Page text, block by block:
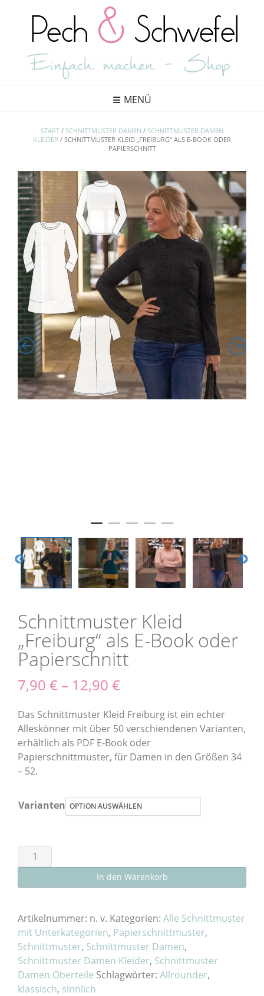
content
MENÜ
START / SCHNITTMUSTER DAMEN / SCHNITTMUSTER DAMEN
KLEIDER / SCHNITTMUSTER KLEID „FREIBURG“ ALS E-BOOK ODER
PAPIERSCHNITT
Schnittmuster Kleid
„Freiburg“ als E-Book oder
Papierschnitt
7,90 € – 12,90 €
Das Schnittmuster Kleid Freiburg ist ein echter
Alleskönner mit über 50 verschiendenen Varianten,
erhältlich als PDF E-Book oder
Papierschnittmuster, für Damen in den Größen 34
– 52.
Varianten
Schnittmuster
Kleid
„Freiburg“
E-
Book
oder
Papierschnitt
Menge
In den Warenkorb
Artikelnummer: n. v. Kategorien: Alle Schnittmuster
mit Unterkategorien, Papierschnittmuster,
Schnittmuster, Schnittmuster Damen,
Schnittmuster Damen Kleider, Schnittmuster
Damen Oberteile Schlagwörter: Allrounder,
klassisch, sinnlich